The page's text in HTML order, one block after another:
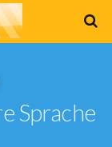
Sprache